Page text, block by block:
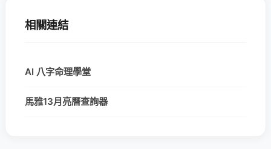
相關連結
AI 八字命理學堂
馬雅13月亮曆查詢器